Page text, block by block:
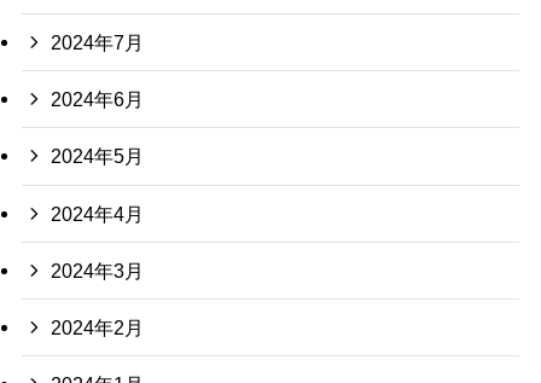
2024年7月
2024年6月
2024年5月
2024年4月
2024年3月
2024年2月